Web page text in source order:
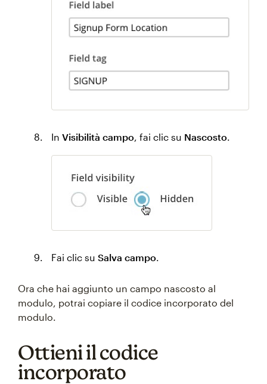
In Visibilità campo , fai clic su Nascosto
Fai clic su Salva campo
Ora che hai aggiunto un campo nascosto al
modulo, potrai copiare il codice incorporato del
modulo.
Ottieni il codice
incorporato